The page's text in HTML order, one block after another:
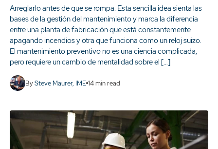
Arreglarlo antes de que se rompa. Esta sencilla idea sienta las
bases de la gestión del mantenimiento y marca la diferencia
entre una planta de fabricación que está constantemente
apagando incendios y otra que funciona como un reloj suizo.
El mantenimiento preventivo no es una ciencia complicada,
pero requiere un cambio de mentalidad sobre el […]
BySteve Maurer, IME 14min read